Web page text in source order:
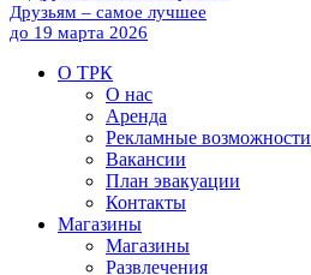
Друзьям – самое лучшее
до 19 марта 2026
О ТРК
О нас
Аренда
Рекламные возможности
Вакансии
План эвакуации
Контакты
Магазины
Магазины
Развлечения